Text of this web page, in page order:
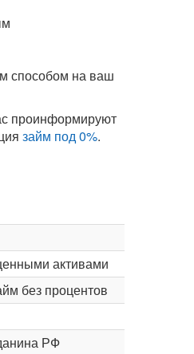
способом на ваш
проинформируют
займ под 0%.
активами
без процентов
РФ